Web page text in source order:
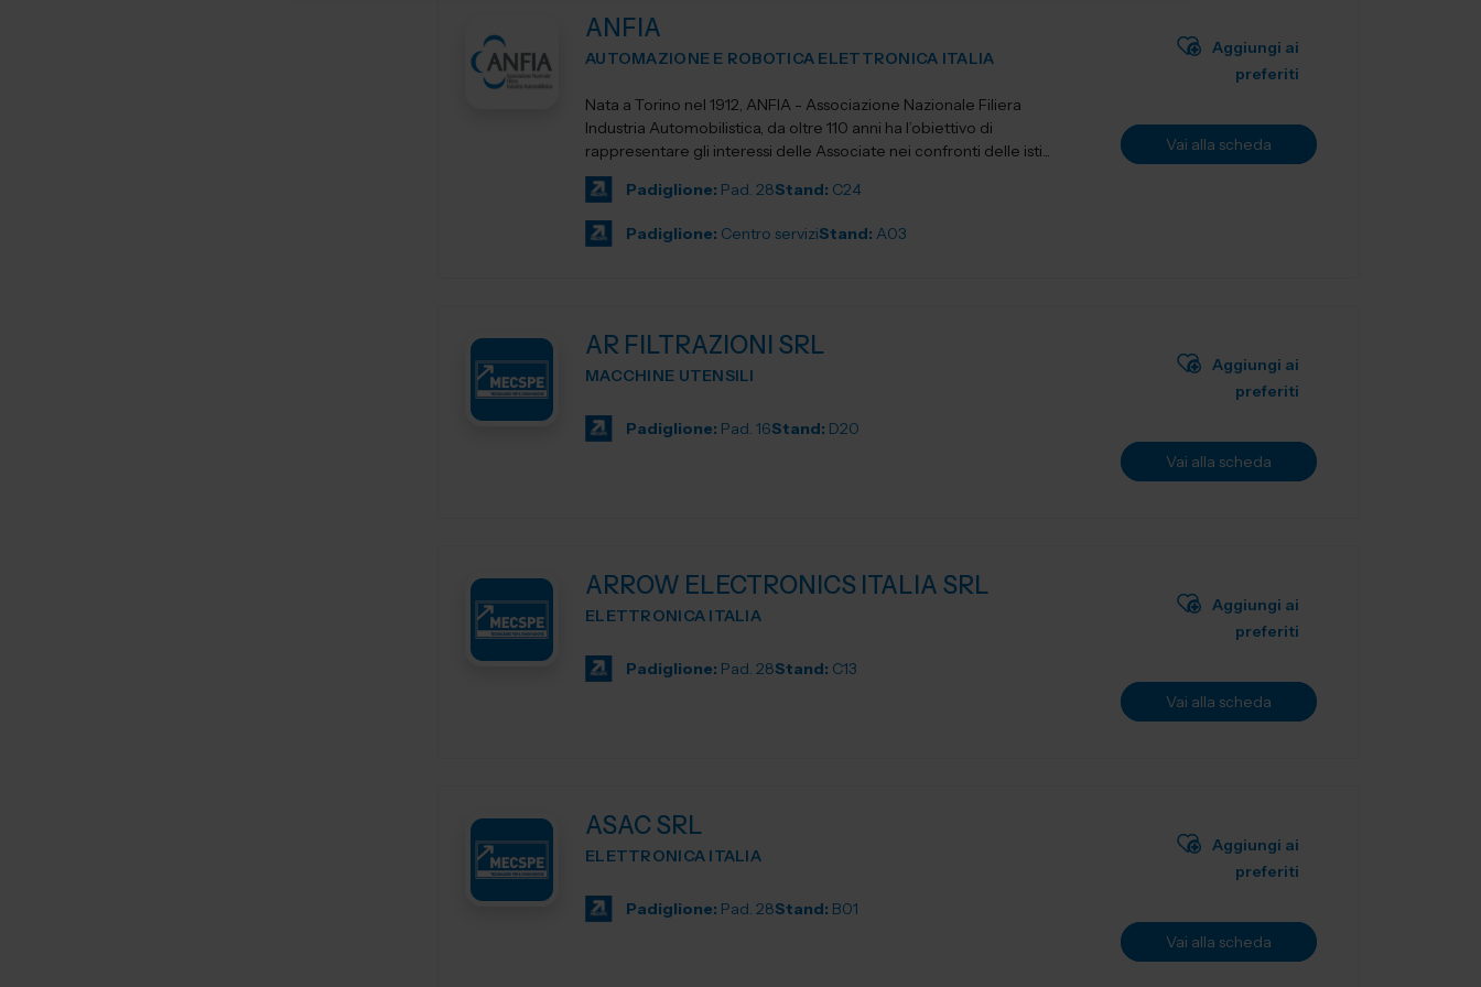
ANFIA
AUTOMAZIONE E ROBOTICA ELETTRONICA ITALIA
Nata a Torino nel 1912, ANFIA - Associazione Nazionale Filiera
Industria Automobilistica, da oltre 110 anni ha l’obiettivo di
rappresentare gli interessi delle Associate nei confronti delle isti...
Padiglione: Pad. 28Stand: C24
Padiglione: Centro serviziStand: A03
Aggiungi ai
preferiti
Vai alla scheda
AR FILTRAZIONI SRL
MACCHINE UTENSILI
Padiglione: Pad. 16Stand: D20
Aggiungi ai
preferiti
Vai alla scheda
ARROW ELECTRONICS ITALIA SRL
ELETTRONICA ITALIA
Padiglione: Pad. 28Stand: C13
Aggiungi ai
preferiti
Vai alla scheda
ASAC SRL
ELETTRONICA ITALIA
Padiglione: Pad. 28Stand: B01
Aggiungi ai
preferiti
Vai alla scheda